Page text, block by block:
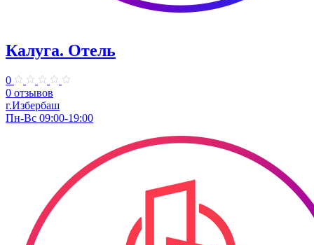
Калуга. Отель
0
0 отзывов
г.Избербаш
Пн-Вс 09:00-19:00